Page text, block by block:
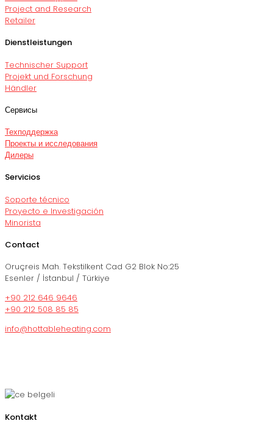
Project and Research
Retailer
Dienstleistungen
Technischer Support
Projekt und Forschung
Händler
Сервисы
Техподдержка
Проекты и исследования
Дилеры
Servicios
Soporte técnico
Proyecto e Investigación
Minorista
Contact
Oruçreis Mah. Tekstilkent Cad G2 Blok No:25
Esenler / İstanbul / Türkiye
+90 212 646 9646
+90 212 508 85 85
info@hottableheating.com
Kontakt